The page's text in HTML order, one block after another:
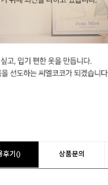
후기() 상품문의